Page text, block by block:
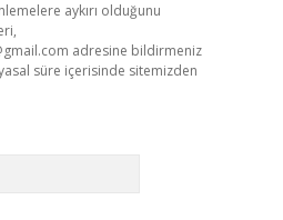
aykırı olduğunu
adresine bildirmeniz
süre içerisinde sitemizden